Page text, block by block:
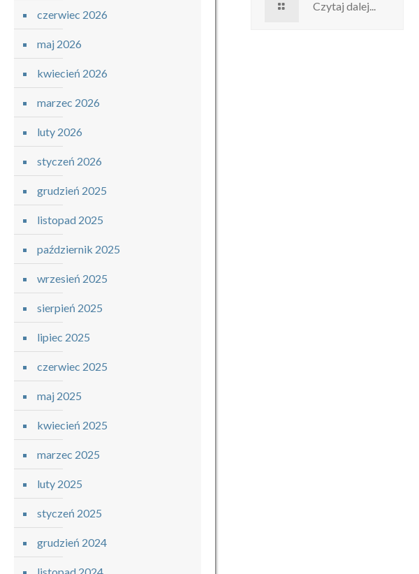
Czytaj dalej...
czerwiec 2026
maj 2026
kwiecień 2026
marzec 2026
luty 2026
styczeń 2026
grudzień 2025
listopad 2025
październik 2025
wrzesień 2025
sierpień 2025
lipiec 2025
czerwiec 2025
maj 2025
kwiecień 2025
marzec 2025
luty 2025
styczeń 2025
grudzień 2024